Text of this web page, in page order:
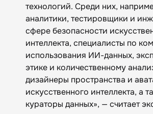
технологий. Среди них,
аналитики, тестировщики и
сфере безопасности
интеллекта, специалисты по
использования ИИ-данных,
этике и количественному
дизайнеры пространства и
искусственного интеллекта, а
кураторы данных», — считает